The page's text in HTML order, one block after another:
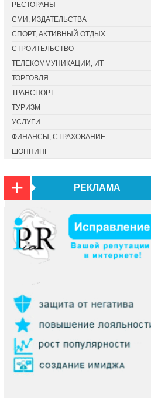
РЕСТОРАНЫ
СМИ, ИЗДАТЕЛЬСТВА
СПОРТ, АКТИВНЫЙ ОТДЫХ
СТРОИТЕЛЬСТВО
ТЕЛЕКОММУНИКАЦИИ, ИТ
ТОРГОВЛЯ
ТРАНСПОРТ
ТУРИЗМ
УСЛУГИ
ФИНАНСЫ, СТРАХОВАНИЕ
ШОППИНГ
РЕКЛАМА